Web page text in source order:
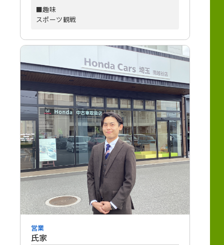
■趣味
スポーツ観戦
営業
氏家